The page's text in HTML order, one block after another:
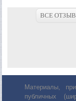
ВСЕ
Материалы,
публичных